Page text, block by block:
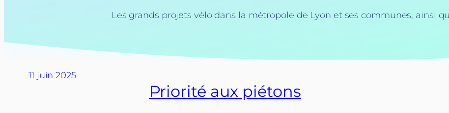
Les grands projets vélo dans la métropole de Lyon et ses communes, ainsi
11 juin 2025
Priorité aux piétons